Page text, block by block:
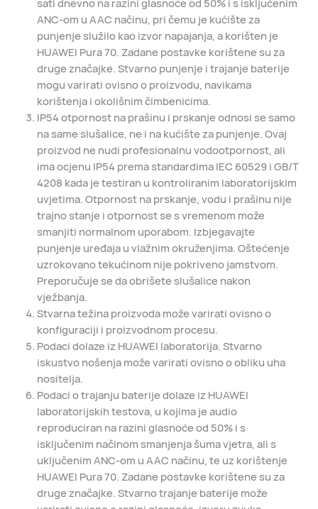
sati dnevno na razini glasnoće od 50% i s isključenim
ANC-om u AAC načinu, pri čemu je kućište za
punjenje služilo kao izvor napajanja, a korišten je
HUAWEI Pura 70. Zadane postavke korištene su za
druge značajke. Stvarno punjenje i trajanje baterije
mogu varirati ovisno o proizvodu, navikama
korištenja i okolišnim čimbenicima.
IP54 otpornost na prašinu i prskanje odnosi se samo
na same slušalice, ne i na kućište za punjenje. Ovaj
proizvod ne nudi profesionalnu vodootpornost, ali
ima ocjenu IP54 prema standardima IEC 60529 i GB/T
4208 kada je testiran u kontroliranim laboratorijskim
uvjetima. Otpornost na prskanje, vodu i prašinu nije
trajno stanje i otpornost se s vremenom može
smanjiti normalnom uporabom. Izbjegavajte
punjenje uređaja u vlažnim okruženjima. Oštećenje
uzrokovano tekućinom nije pokriveno jamstvom.
Preporučuje se da obrišete slušalice nakon
vježbanja.
Stvarna težina proizvoda može varirati ovisno o
konfiguraciji i proizvodnom procesu.
Podaci dolaze iz HUAWEI laboratorija. Stvarno
iskustvo nošenja može varirati ovisno o obliku uha
nositelja.
Podaci o trajanju baterije dolaze iz HUAWEI
laboratorijskih testova, u kojima je audio
reproduciran na razini glasnoće od 50% i s
isključenim načinom smanjenja šuma vjetra, ali s
uključenim ANC-om u AAC načinu, te uz korištenje
HUAWEI Pura 70. Zadane postavke korištene su za
druge značajke. Stvarno trajanje baterije može